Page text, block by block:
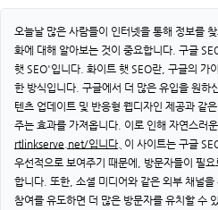
오늘날 많은 사람들이 인터넷을 통해 정보를
화에 대해 알아보는 것이 중요합니다. 구글
햇 SEO'입니다. 화이트 햇 SEO란, 구글의 가
한 방식입니다. 구글에서 더 많은 유입을 원하
텐츠 업데이트 및 반응형 웹디자인 제공과 같
주는 효과를 가져옵니다. 이로 인해 자연스러
rtlinkserve.net/입니다. 이 사이트는 구글
우선적으로 보여주기 때문에, 방문자들이 필
합니다. 또한, 소셜 미디어와 같은 외부 채널
참여를 유도하면 더 많은 방문자를 유치할 수